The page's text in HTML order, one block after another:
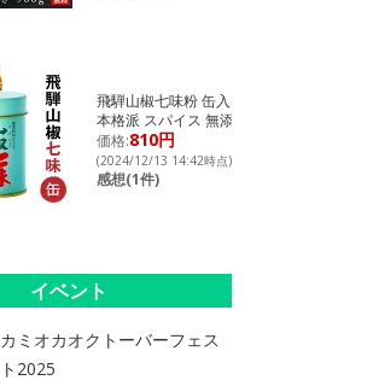
飛騨山椒七味粉 缶入り
本格派 スパイス 無添加
価格:810円
(2024/12/13 14:42時点)
感想(1件)
イベント
カミオカオクトーバーフェス
ト2025